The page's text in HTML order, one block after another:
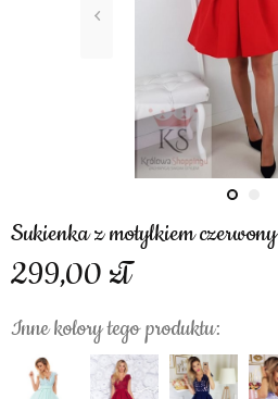
Sukienka z motylkiem czerwony
299,00
Inne kolory tego produktu: